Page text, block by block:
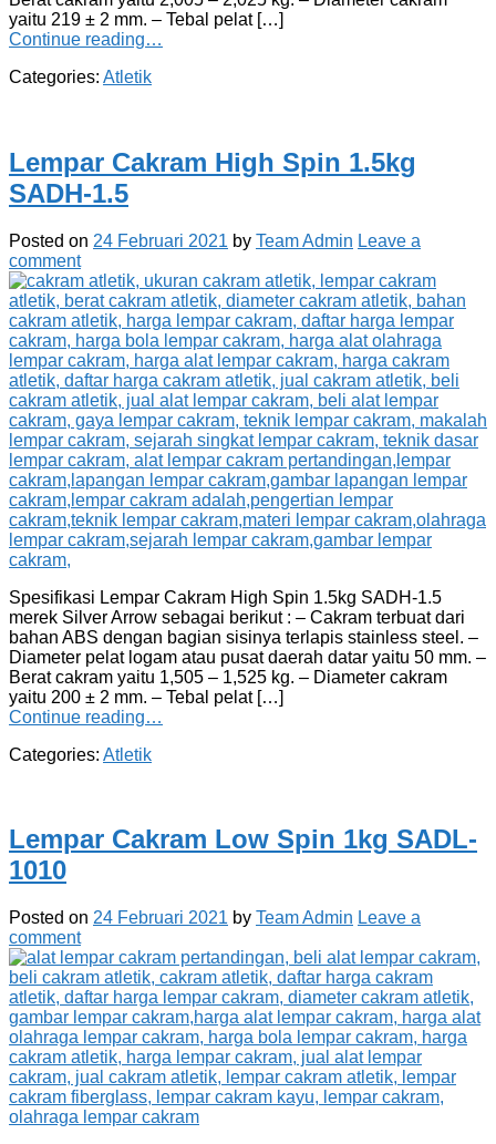
yaitu 219 ± 2 mm. – Tebal pelat […]
Continue reading…
Categories: Atletik
Lempar Cakram High Spin 1.5kg
SADH-1.5
Posted on 24 Februari 2021 by Team Admin Leave a
comment
Spesifikasi Lempar Cakram High Spin 1.5kg SADH-1.5
merek Silver Arrow sebagai berikut : – Cakram terbuat dari
bahan ABS dengan bagian sisinya terlapis stainless steel. –
Diameter pelat logam atau pusat daerah datar yaitu 50 mm. –
Berat cakram yaitu 1,505 – 1,525 kg. – Diameter cakram
yaitu 200 ± 2 mm. – Tebal pelat […]
Continue reading…
Categories: Atletik
Lempar Cakram Low Spin 1kg SADL-
1010
Posted on 24 Februari 2021 by Team Admin Leave a
comment